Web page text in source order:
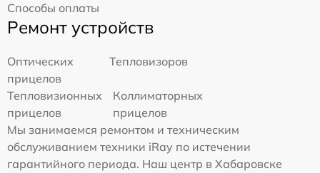
Способы оплаты
Ремонт устройств
Оптических
прицелов
Тепловизоров
Тепловизионных
прицелов
Коллиматорных
прицелов
Мы занимаемся ремонтом и техническим
обслуживанием техники iRay по истечении
гарантийного периода. Наш центр в Хабаровске